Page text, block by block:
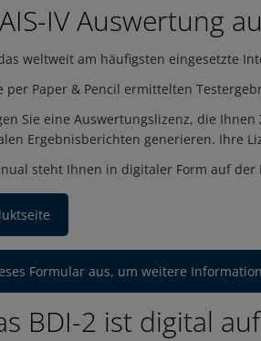
IV Auswertung
weltweit am häufigsten eingesetzte
per Paper & Pencil ermittelten
Sie eine Auswertungslizenz, die
Ergebnisberichten generieren. Ihre
steht Ihnen in digitaler Form auf
Formular aus, um weitere
BDI-2 ist digital